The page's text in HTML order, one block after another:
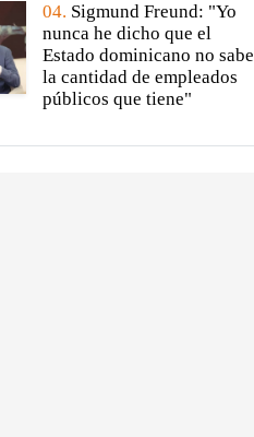
04. Sigmund Freund: "Yo
nunca he dicho que el
Estado dominicano no sabe
la cantidad de empleados
públicos que tiene"